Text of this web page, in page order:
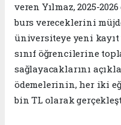
veren Yılmaz, 2025-
burs vereceklerini
üniversiteye yeni
sınıf öğrencilerine
sağlayacaklarını
ödemelerinin, her iki
bin TL olarak